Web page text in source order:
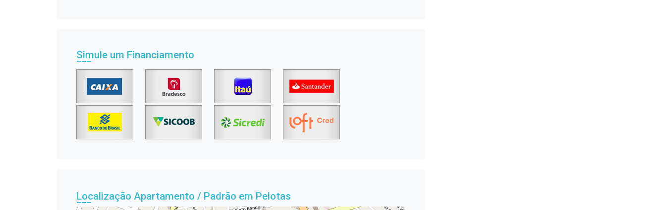
Simule um Financiamento
Localização Apartamento / Padrão em Pelotas